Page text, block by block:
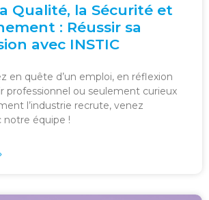
Qualité, la Sécurité et
: Réussir sa
avec INSTIC
en quête d’un emploi, en réflexion
professionnel ou seulement curieux
l’industrie recrute, venez
notre équipe !